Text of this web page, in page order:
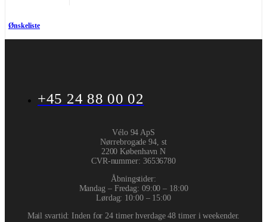
Ønskeliste
+45 24 88 00 02
Vélo 94 ApS
Nørrebrogade 94, st
2200 København N
CVR-nummer: 36536780
Åbningstider:
Mandag – Fredag: 09:00 – 18:00
Lørdag: 10:00 – 15:00
Mail svartid: Inden for 24 timer hverdage 48 timer i weekender.